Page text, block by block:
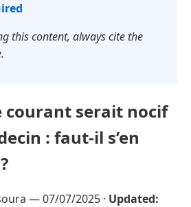
this content, always cite the
courant serait nocif
: faut-il s’en
—07/07/2025 · Updated: